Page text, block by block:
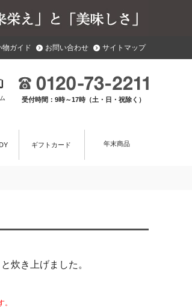
物ガイド お問い合わせ サイトマップ
受付時間：9時～17時（土・日・祝除く）
ギフトカード 年末商品
炊き上げました。